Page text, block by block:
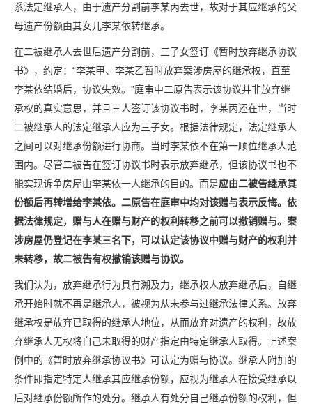
系法定继承人，由于遗产分割前李某丙去世，故对于其应继承的父
母遗产份额由其女儿李某依转继承。
在二被继承人去世后遗产分割前，三子女签订《暂时放弃继承协议
书》，约定：“李某甲、李某乙暂时放弃案涉房屋的继承权，直至
李某依结婚后，协议失效。”庭审中二原告表示该协议并非放弃继
承权的真实意思，并且三人签订该协议书时，李某丙还在世，当时
二被继承人的法定继承人应为三子女。根据法律规定，法定继承人
之间可以对继承份额进行协商。当时李某依不在第一顺位继承人范
围内。尽管二被告在签订协议书时表示放弃继承，但该协议书也不
能实现诉争房屋由李某依一人继承的目的。而是应由二被告继承其
份额后再转增给李某依。二原告在庭审中均对该赠与表示反悔。依
据法律规定，赠与人在赠与财产的权利转移之前可以撤销赠与。案
涉房屋仍登记在李某三名下，可以认定该协议中赠与财产的权利并
未转移，故二被告有权撤销该赠与协议。
我们认为，放弃继承行为具有溯及力，继承权人放弃继承后，自继
承开始时就不再是继承人，被视为从未参与过继承法律关系。放弃
继承权是放弃已取得的继承人地位，从而放弃对遗产的权利，故放
弃继承人无权将自己未取得的财产指定由特定继承人取得。上述案
例中的《暂时放弃继承协议书》可认定为赠与协议。继承人附加的
条件即指定特定人继承其应继承份额，应视为继承人在接受继承以
后对继承份额所作的处分。继承人有处分自己继承份额的权利，但